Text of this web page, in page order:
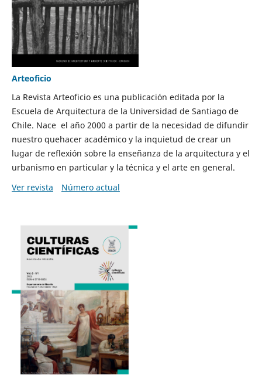
Arteoficio
La Revista Arteoficio es una publicación editada por la
Escuela de Arquitectura de la Universidad de Santiago de
Chile. Nace el año 2000 a partir de la necesidad de difundir
nuestro quehacer académico y la inquietud de crear un
lugar de reflexión sobre la enseñanza de la arquitectura y el
urbanismo en particular y la técnica y el arte en general.
Ver revista
Número actual